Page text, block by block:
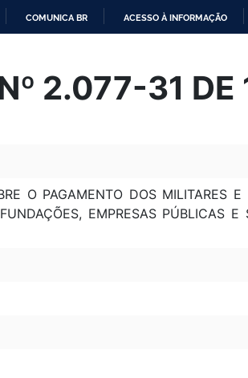
O
CONTEÚDO
COMUNICA BR ACESSO À INFORMAÇÃO
2.077-31
O PAGAMENTO DOS MILITARES
EMPRESAS PÚBLICAS